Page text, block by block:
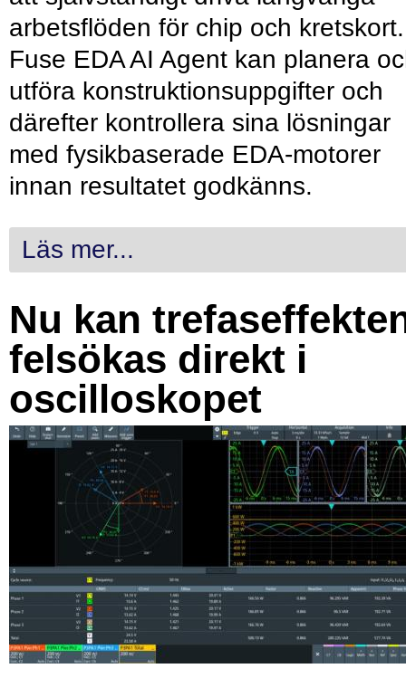
arbetsflöden för chip och kretskort.
Fuse EDA AI Agent kan planera
utföra konstruktionsuppgifter och
därefter kontrollera sina lösningar
med fysikbaserade EDA-motorer
innan resultatet godkänns.
Läs mer...
Nu kan
felsökas direkt i
oscilloskopet